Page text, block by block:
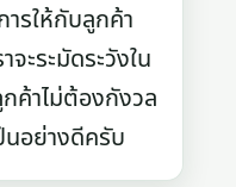
ารให้กับลูกค้า
ะระมัดระวังใน
ค้าไม่ต้องกังวล
นอย่างดีครับ